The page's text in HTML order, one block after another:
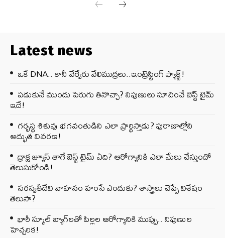
Latest news
ఒకే DNA.. కానీ వేర్వేరు వేలిముద్రలు..ఇంట్రెస్టింగ్ ఫ్యాక్ట్!
పడుకునే ముందు పెరుగు తినొచ్చా? నిపుణులు సూచించే బెస్ట్ టైమ్
ఇదే!
గర్భస్థ శిశువు భగవంతుడిని ఎలా ప్రార్థిస్తాడు? పురాణాల్లోని
అద్భుత వివరణ!
ద్రాక్ష జ్యూస్ తాగే బెస్ట్ టైమ్ ఏది? ఆరోగ్యానికి ఎలా మేలు చేస్తుందో
తెలుసుకోండి!
సరస్వతీదేవి వాహనం హంసే ఎందుకు? శాస్త్రాలు చెప్పే విశేషం
తెలుసా?
భారీ స్కూల్ బ్యాగ్‌లతో పిల్లల ఆరోగ్యానికి ముప్పు.. నిపుణుల
హెచ్చరిక!